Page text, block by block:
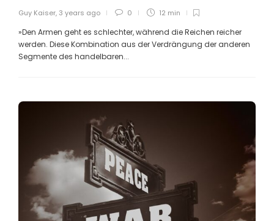
Guy Kaiser, 3 years ago 0 12 min
»Den Armen geht es schlechter, während die Reichen reicher
werden. Diese Kombination aus der Verdrängung der anderen
Segmente des handelbaren...